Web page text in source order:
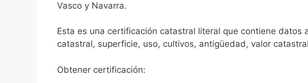
Vasco y Navarra.
Esta es una certificación catastral literal que contiene
catastral, superficie, uso, cultivos, antigüedad, valor
Obtener certificación: